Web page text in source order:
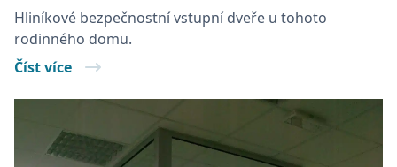
Hliníkové bezpečnostní vstupní dveře u tohoto
rodinného domu.
Číst více